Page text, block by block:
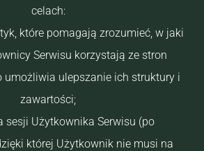
celach:
które pomagają zrozumieć, w jaki
Serwisu korzystają ze stron
umożliwia ulepszanie ich struktury i
zawartości;
sesji Użytkownika Serwisu (po
której Użytkownik nie musi na